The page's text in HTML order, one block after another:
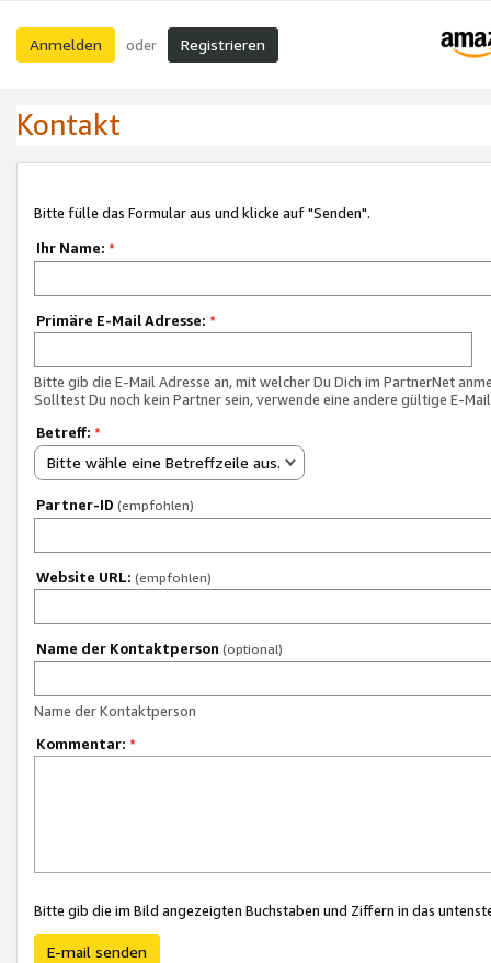
Anmelden oder Registrieren
Kontakt
Bitte fülle das Formular aus und klicke auf "Senden".
Ihr Name: *
Primäre E-Mail Adresse: *
Bitte gib die E-Mail Adresse an, mit welcher Du Dich im PartnerNet
Solltest Du noch kein Partner sein, verwende eine andere gültige E-
Betreff: *
Bitte wähle eine Betreffzeile aus.
Partner-ID (empfohlen)
Website URL: (empfohlen)
Name der Kontaktperson (optional)
Name der Kontaktperson
Kommentar: *
Bitte gib die im Bild angezeigten Buchstaben und Ziffern in das
E-mail senden